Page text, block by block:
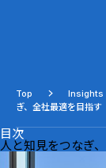
Top Insights
ぎ、全社最適を目指す
目次
人と知見をつなぎ